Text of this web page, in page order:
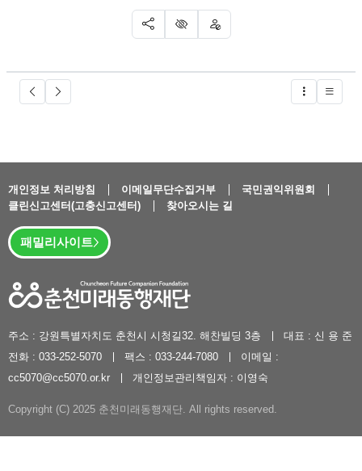
SNS 공유
신고 차단
글버튼
개인정보 처리방침 이메일무단수집거부
국민권익위원회
클린신고센터(고충신고센터)
찾아오시는 길
패밀리사이트
주소 : 강원특별자치도 춘천시 시청길32. 해찬빌딩 3층
대표 : 신 용 준
전화 : 033-252-5070
팩스 : 033-244-7080
이메일 :
cc5070@cc5070.or.kr
개인정보관리책임자 : 이영숙
Copyright (C) 2025 춘천미래동행재단. All rights reserved.